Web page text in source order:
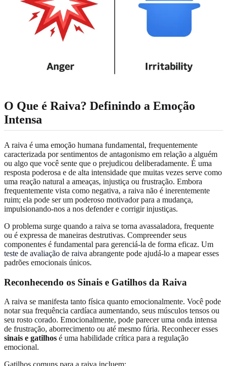
O Que é Raiva? Definindo a Emoção
Intensa
A raiva é uma emoção humana fundamental, frequentemente
caracterizada por sentimentos de antagonismo em relação a alguém
ou algo que você sente que o prejudicou deliberadamente. É uma
resposta poderosa e de alta intensidade que muitas vezes serve como
uma reação natural a ameaças, injustiça ou frustração. Embora
frequentemente vista como negativa, a raiva não é inerentemente
ruim; ela pode ser um poderoso motivador para a mudança,
impulsionando-nos a nos defender e corrigir injustiças.
O problema surge quando a raiva se torna avassaladora, frequente
ou é expressa de maneiras destrutivas. Compreender seus
componentes é fundamental para gerenciá-la de forma eficaz. Um
teste de avaliação de raiva abrangente pode ajudá-lo a mapear esses
padrões emocionais únicos.
Reconhecendo os Sinais e Gatilhos da Raiva
A raiva se manifesta tanto física quanto emocionalmente. Você pode
notar sua frequência cardíaca aumentando, seus músculos tensos ou
seu rosto corado. Emocionalmente, pode parecer uma onda intensa
de frustração, aborrecimento ou até mesmo fúria. Reconhecer esses
sinais e gatilhos é uma habilidade crítica para a regulação
emocional.